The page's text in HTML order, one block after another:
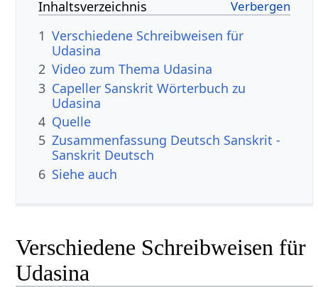
Inhaltsverzeichnis
1 Verschiedene Schreibweisen für
Udasina
2 Video zum Thema Udasina
3 Capeller Sanskrit Wörterbuch zu
Udasina
4 Quelle
5 Zusammenfassung Deutsch Sanskrit -
Sanskrit Deutsch
6 Siehe auch
Verschiedene Schreibweisen für
Udasina